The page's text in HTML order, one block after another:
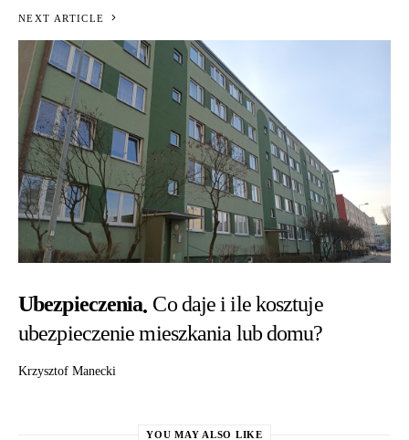
NEXT ARTICLE
Ubezpieczenia Co daje i ile kosztuje
ubezpieczenie mieszkania lub domu?
Krzysztof Manecki
YOU MAY ALSO LIKE